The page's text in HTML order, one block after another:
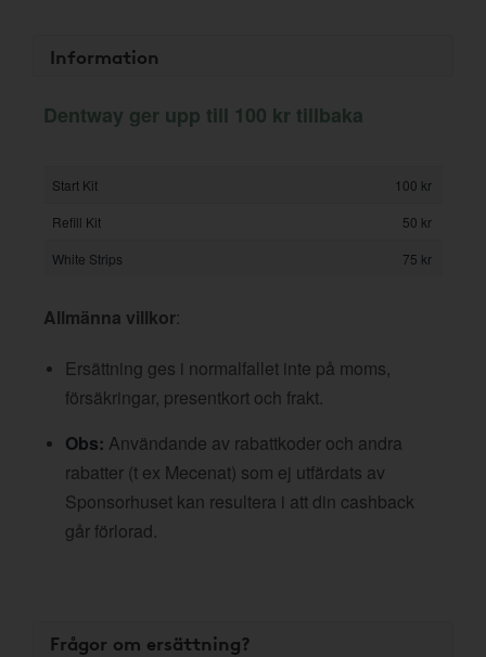
Information
Dentway ger upp till 100 kr tillbaka
Start Kit
100 kr
Refill Kit
50 kr
White Strips
75 kr
Allmänna villkor:
Ersättning ges i normalfallet inte på moms,
försäkringar, presentkort och frakt.
Obs: Användande av rabattkoder och andra
rabatter (t ex Mecenat) som ej utfärdats av
Sponsorhuset kan resultera i att din cashback
går förlorad.
Frågor om ersättning?